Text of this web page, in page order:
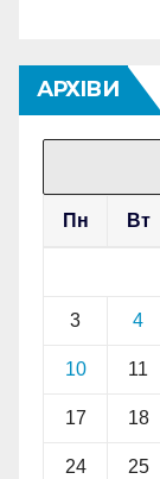
АРХІВИ
Пн Вт
3 4
10 11
17 18
24 25